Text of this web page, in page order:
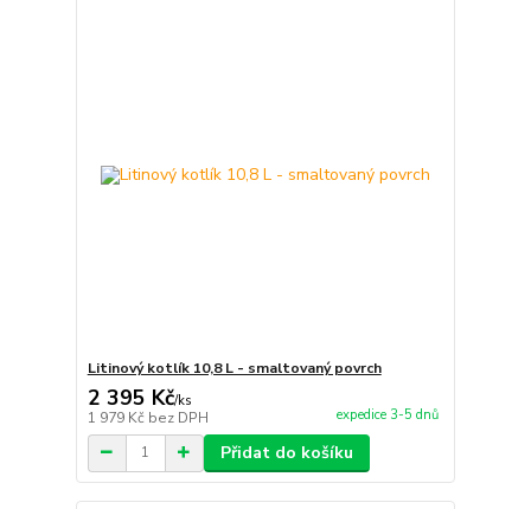
Litinový kotlík 10,8 L - smaltovaný povrch
2 395 Kč/ks
1 979 Kč bez DPH expedice 3-5 dnů
Přidat do košíku